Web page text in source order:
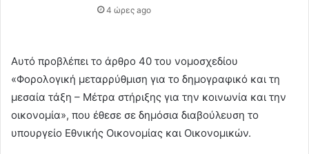
4 ώρες ago
Αυτό προβλέπει το άρθρο 40 του νομοσχεδίου
«Φορολογική μεταρρύθμιση για το δημογραφικό και τη
μεσαία τάξη – Μέτρα στήριξης για την κοινωνία και την
οικονομία», που έθεσε σε δημόσια διαβούλευση το
υπουργείο Εθνικής Οικονομίας και Οικονομικών.